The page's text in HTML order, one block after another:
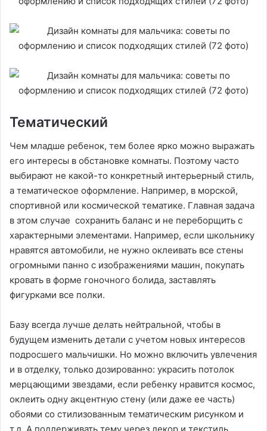
Тематический
Чем младше ребенок, тем более ярко можно выражать
его интересы в обстановке комнаты. Поэтому часто
выбирают не какой-то конкретный интерьерный стиль,
а тематическое оформление. Например, в морской,
спортивной или космической тематике. Главная задача
в этом случае сохранить баланс и не переборщить с
характерными элементами. Например, если школьнику
нравятся автомобили, не нужно оклеивать все стены
огромными панно с изображениями машин, покупать
кровать в форме гоночного болида, заставлять
фигурками все полки.
Базу всегда лучше делать нейтральной, чтобы в
будущем изменить детали с учетом новых интересов
подросшего мальчишки. Но можно включить увлечения
и в отделку, только дозированно: украсить потолок
мерцающими звездами, если ребенку нравится космос,
оклеить одну акцентную стену (или даже ее часть)
обоями со стилизованным тематическим рисунком и